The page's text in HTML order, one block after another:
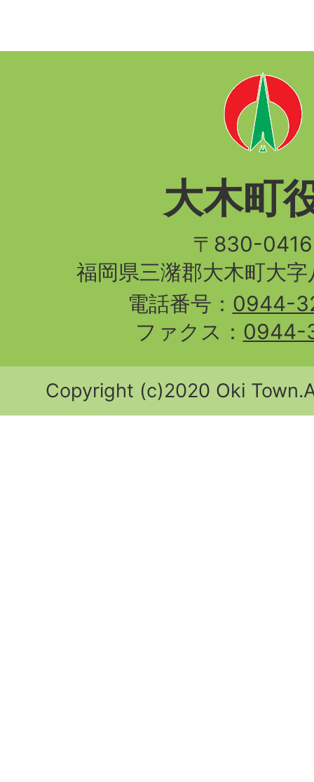
大木町
〒830-
福岡県三潴郡大木町大
電話番号： 0944-
ファクス： 0944-
Copyright (c)2020 Oki